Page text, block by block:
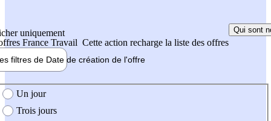
uniquement
France Travail Cette action recharge la liste des offres
Qui sont
filtres de Date de création de l'offre
création de l'offre
Un jour
Trois jours